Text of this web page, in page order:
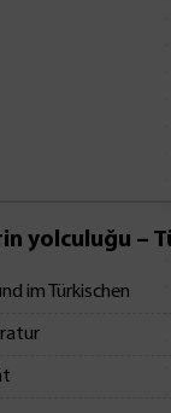
yolculuğu –
im Türkischen